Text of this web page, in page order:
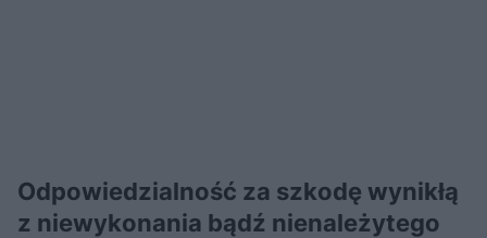
Odpowiedzialność za szkodę wynikłą
z niewykonania bądź nienależytego